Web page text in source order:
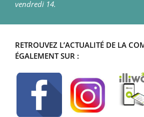
vendredi 14.
RETROUVEZ L’ACTUALITÉ DE LA
ÉGALEMENT SUR :